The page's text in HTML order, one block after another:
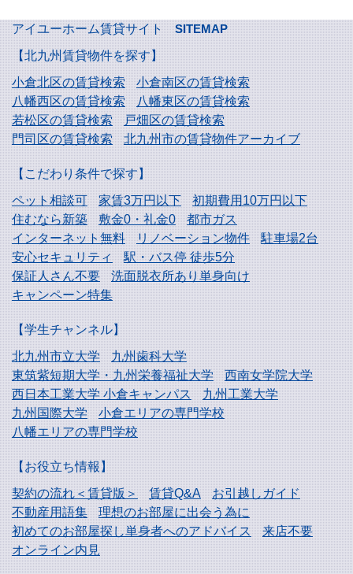
アイユーホーム賃貸サイト
SITEMAP
【北九州賃貸物件を探す】
小倉北区の賃貸検索
小倉南区の賃貸検索
八幡西区の賃貸検索
八幡東区の賃貸検索
若松区の賃貸検索
戸畑区の賃貸検索
門司区の賃貸検索
北九州市の賃貸物件アーカイブ
【こだわり条件で探す】
ペット相談可
家賃3万円以下
初期費用10万円以下
住むなら新築
敷金0・礼金0
都市ガス
インターネット無料
リノベーション物件
駐車場2台
安心セキュリティ
駅・バス停 徒歩5分
保証人さん不要
洗面脱衣所あり単身向け
キャンペーン特集
【学生チャンネル】
北九州市立大学
九州歯科大学
東筑紫短期大学・九州栄養福祉大学
西南女学院大学
西日本工業大学小倉キャンパス
九州工業大学
九州国際大学
小倉エリアの専門学校
八幡エリアの専門学校
【お役立ち情報】
契約の流れ＜賃貸版＞
賃貸Q&A
お引越しガイド
不動産用語集
理想のお部屋に出会う為に
初めてのお部屋探し単身者へのアドバイス
来店不要
オンライン内見